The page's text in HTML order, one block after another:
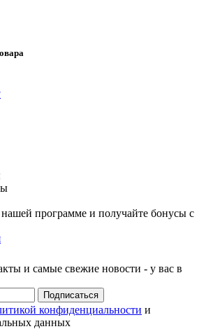
программе и получайте бонусы с
и самые свежие новости - у вас в
Подписаться
конфиденциальности и
данных